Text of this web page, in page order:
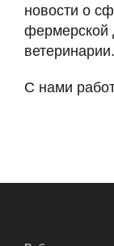
новости о
фермерской
ветеринарии.
С нами